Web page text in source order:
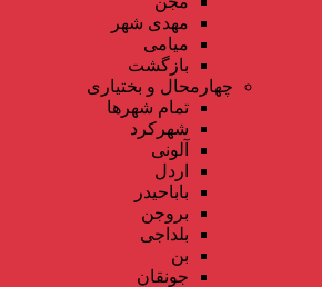
مهدی شهر
میامی
بازگشت
چهارمحال و بختیاری
تمام شهر‌ها
شهرکرد
آلونی
اردل
باباحیدر
بروجن
بلداجی
بن
جونقان